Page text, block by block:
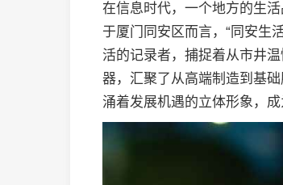
在信息时代，一个地方的生
于厦门同安区而言，“同安生
活的记录者，捕捉着从市井
器，汇聚了从高端制造到基
涌着发展机遇的立体形象，